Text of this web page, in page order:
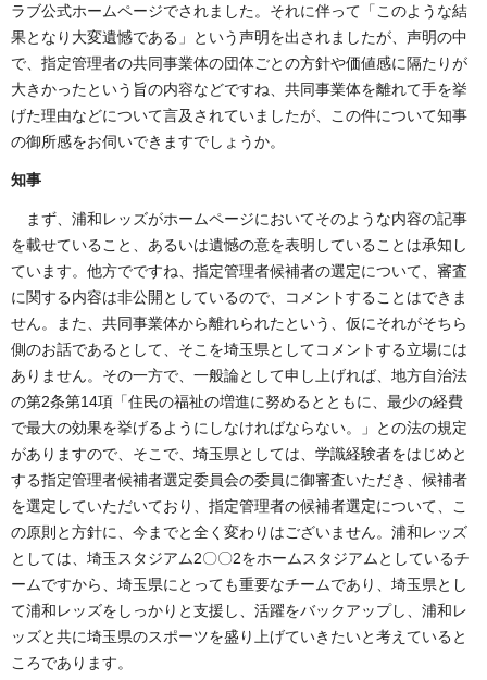
ラブ公式ホームページでされました。それに伴って「このような結
果となり大変遺憾である」という声明を出されましたが、声明の中
で、指定管理者の共同事業体の団体ごとの方針や価値感に隔たりが
大きかったという旨の内容などですね、共同事業体を離れて手を挙
げた理由などについて言及されていましたが、この件について知事
の御所感をお伺いできますでしょうか。
知事
まず、浦和レッズがホームページにおいてそのような内容の記事
を載せていること、あるいは遺憾の意を表明していることは承知し
ています。他方でですね、指定管理者候補者の選定について、審査
に関する内容は非公開としているので、コメントすることはできま
せん。また、共同事業体から離れられたという、仮にそれがそちら
側のお話であるとして、そこを埼玉県としてコメントする立場には
ありません。その一方で、一般論として申し上げれば、地方自治法
の第2条第14項「住民の福祉の増進に努めるとともに、最少の経費
で最大の効果を挙げるようにしなければならない。」との法の規定
がありますので、そこで、埼玉県としては、学識経験者をはじめと
する指定管理者候補者選定委員会の委員に御審査いただき、候補者
を選定していただいており、指定管理者の候補者選定について、こ
の原則と方針に、今までと全く変わりはございません。浦和レッズ
としては、埼玉スタジアム2〇〇2をホームスタジアムとしているチ
ームですから、埼玉県にとっても重要なチームであり、埼玉県とし
て浦和レッズをしっかりと支援し、活躍をバックアップし、浦和レ
ッズと共に埼玉県のスポーツを盛り上げていきたいと考えていると
ころであります。